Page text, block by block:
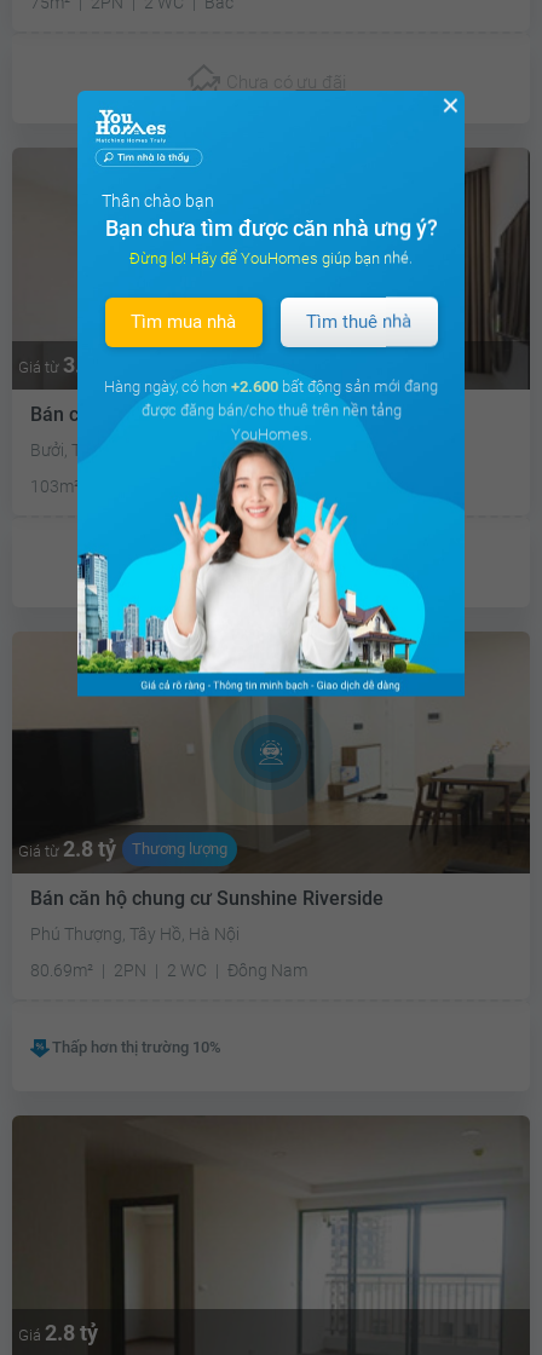
Chưa có ưu đãi
Giá từ 3.6 tỷ Thương lượng
Bán căn hộ chung cư
Bưởi, Tây Hồ, Hà Nội
103m²
Nam
Chưa có ưu đãi
Giá từ 2.8 tỷ Thương lượng
Bán căn hộ chung cư Sunshine Riverside
Phú Thượng, Tây Hồ, Hà Nội
80.69m²
2PN 2 WC Đông Nam
Thấp hơn thị trường 10%
Giá 2.8 tỷ
✕
Thân chào bạn
Bạn chưa tìm được căn nhà ưng ý?
Đừng lo! Hãy để YouHomes giúp bạn nhé.
Tìm mua nhà Tìm thuê nhà
Hàng ngày, có hơn +2.600 bất động sản mới đang
được đăng bán/cho thuê trên nền tảng
YouHomes.